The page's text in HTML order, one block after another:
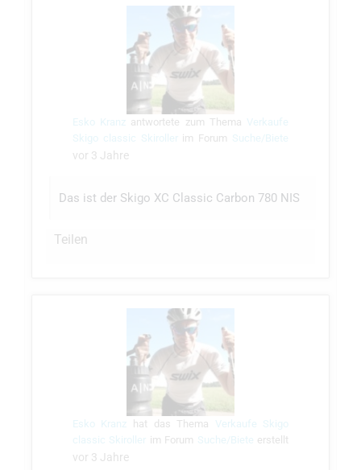
Esko Kranzantwortete zum Thema Verkaufe
Skigo classic Skiroller im Forum Suche/Biete
vor 3 Jahre
Das ist der Skigo XC Classic Carbon 780 NIS
Teilen
Esko Kranz hat das Thema Verkaufe Skigo
classic Skiroller im Forum Suche/Biete erstellt
vor 3 Jahre